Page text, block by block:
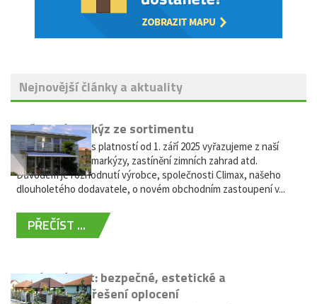
Nejnovější články a aktuality
Vyřazení markýz ze sortimentu
Vážení zákazníci, s platností od 1. září 2025 vyřazujeme z naší
nabídky výsuvné markýzy, zastínění zimních zahrad atd.
Důvodem je rozhodnutí výrobce, společnosti Climax, našeho
dlouholetého dodavatele, o novém obchodním zastoupení v...
PŘEČÍST ...
Hliníkový plot: bezpečné, estetické a
bezúdržbové řešení oplocení